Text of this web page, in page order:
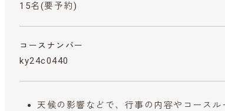
15名(要予約)
コースナンバー
ky24c0440
天候の影響などで、行事の内容やコースル